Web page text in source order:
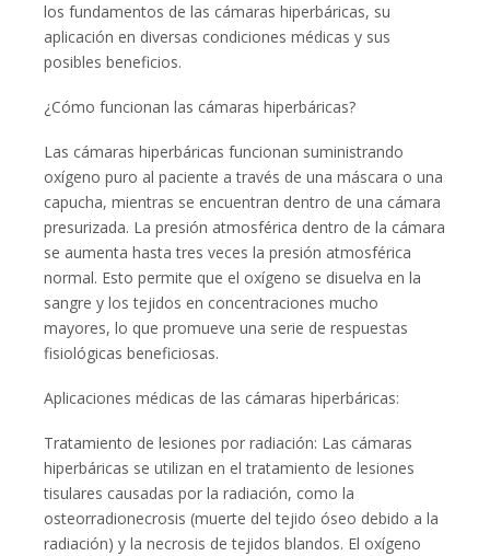
los fundamentos de las cámaras hiperbáricas, su
aplicación en diversas condiciones médicas y sus
posibles beneficios.
¿Cómo funcionan las cámaras hiperbáricas?
Las cámaras hiperbáricas funcionan suministrando
oxígeno puro al paciente a través de una máscara o una
capucha, mientras se encuentran dentro de una cámara
presurizada. La presión atmosférica dentro de la cámara
se aumenta hasta tres veces la presión atmosférica
normal. Esto permite que el oxígeno se disuelva en la
sangre y los tejidos en concentraciones mucho
mayores, lo que promueve una serie de respuestas
fisiológicas beneficiosas.
Aplicaciones médicas de las cámaras hiperbáricas:
Tratamiento de lesiones por radiación: Las cámaras
hiperbáricas se utilizan en el tratamiento de lesiones
tisulares causadas por la radiación, como la
osteorradionecrosis (muerte del tejido óseo debido a la
radiación) y la necrosis de tejidos blandos. El oxígeno